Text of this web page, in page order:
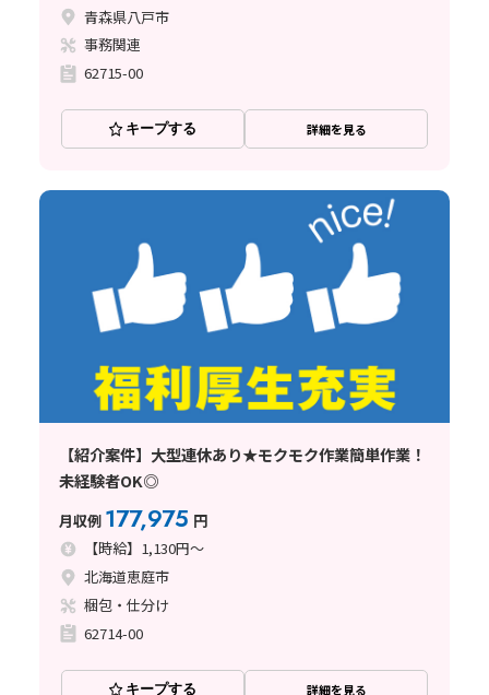
青森県八戸市
事務関連
62715-00
キープする 詳細を見る
【紹介案件】大型連休あり★モクモク作業簡単作業！
未経験者OK◎
月収例 177,975 円
【時給】1,130円～
北海道恵庭市
梱包・仕分け
62714-00
キープする 詳細を見る